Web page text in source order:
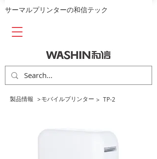
​サーマルプリンターの和信テック
​製品情報 >​モバイルプリンター > TP-2